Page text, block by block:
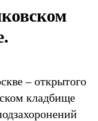
– открытого
кладбище